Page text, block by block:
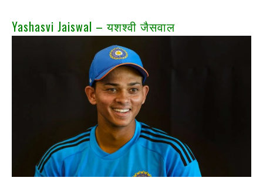
Yashasvi Jaiswal – यशश्वी जैसवाल